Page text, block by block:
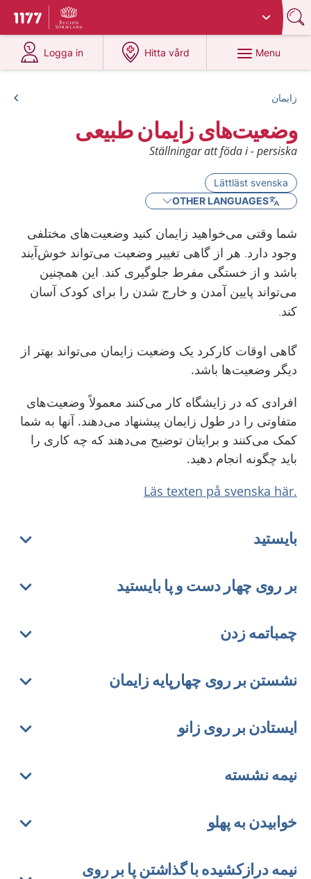
To start page for 1177
Du har valt region
Logga in
at 1177.se
Hitta vård
at 1177.se
Menu
زایمان
وضعیت‌های زایمان طبیعی
Ställningar att föda i - persiska
Lättläst svenska
OTHER LANGUAGES
شما وقتی می‌خواهید زایمان کنید وضعیت‌های مختلفی
وجود دارد. هر از گاهی تغییر وضعیت می‌تواند خوش‌آیند
باشد و از خستگی مفرط جلوگیری ‌کند. این همچنین
می‌تواند پایین آمدن و خارج شدن را برای کودک آسان
کند.
گاهی اوقات کارکرد یک وضعیت زایمان می‌تواند بهتر از
دیگر وضعیت‌ها باشد.
افرادی که در زایشگاه کار می‌کنند معمولاً وضعیت‌های
متفاوتی را در طول زایمان پیشنهاد می‌دهند. آنها به شما
کمک می‌کنند و برایتان توضیح می‌دهند که چه کاری را
باید چگونه انجام دهید.
.Läs texten på svenska här
بایستید
بر روی چهار دست و پا بایستید
چمباتمه زدن
نشستن بر روی چهارپایه زایمان
ایستادن بر روی زانو
نیمه نشسته
خوابیدن به پهلو
نیمه درازکشیده با گذاشتن پا بر روی